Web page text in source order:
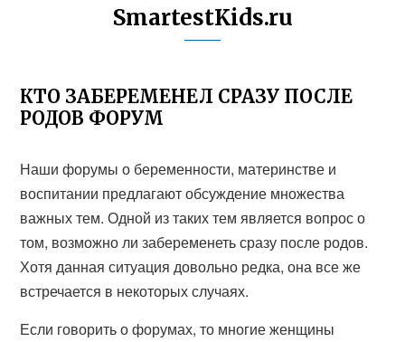
SmartestKids.ru
КТО ЗАБЕРЕМЕНЕЛ СРАЗУ ПОСЛЕ
РОДОВ ФОРУМ
Наши форумы о беременности, материнстве и
воспитании предлагают обсуждение множества
важных тем. Одной из таких тем является вопрос о
том, возможно ли забеременеть сразу после родов.
Хотя данная ситуация довольно редка, она все же
встречается в некоторых случаях.
Если говорить о форумах, то многие женщины